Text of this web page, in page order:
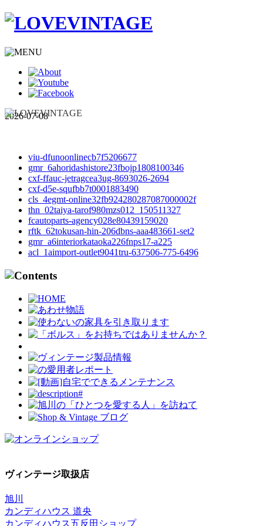
2026-07-08
viu-dfunoonlinecb7f5206677
gmr_6ahoridashistore23fbojp1808100346
cxf-ffauc-jetragcea3ug-8693026-2694
cxf-d5e-squfbb7t0001883490
cls_4egmt-online32fb924280287087000002f
thn_02taiya-tarof980mzs012_150511327
fcautoparts-agency028e80439159020
rftk_62tokusan-hin-206dbns-aaa483661-set2
gmr_a6interiorkataoka226fnps17-a225
acl_1aimport-outlet9041tru-637506-775-6496
ヴィンテージ取扱店
旭川
カンディハウス 道央
カンディハウス五反田ショップ